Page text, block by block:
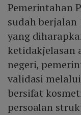
Pemerintahan
sudah
yang
ketidakjelasan
negeri,
validasi
bersifat
persoalan